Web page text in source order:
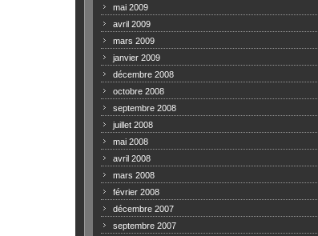
mai 2009
avril 2009
mars 2009
janvier 2009
décembre 2008
octobre 2008
septembre 2008
juillet 2008
mai 2008
avril 2008
mars 2008
février 2008
décembre 2007
septembre 2007